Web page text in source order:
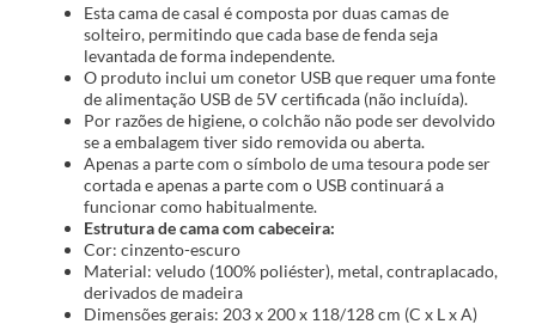
Esta cama de casal é composta por duas camas de
solteiro, permitindo que cada base de fenda seja
levantada de forma independente.
O produto inclui um conetor USB que requer uma fonte
de alimentação USB de 5V certificada (não incluída).
Por razões de higiene, o colchão não pode ser devolvido
se a embalagem tiver sido removida ou aberta.
Apenas a parte com o símbolo de uma tesoura pode ser
cortada e apenas a parte com o USB continuará a
funcionar como habitualmente.
Estrutura de cama com cabeceira:
Cor: cinzento-escuro
Material: veludo (100% poliéster), metal, contraplacado,
derivados de madeira
Dimensões gerais: 203 x 200 x 118/128 cm (C x L x A)